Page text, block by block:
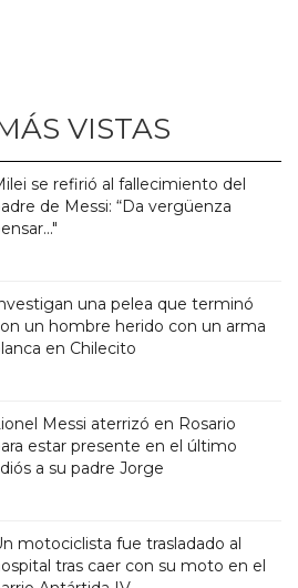
VISTAS
se refirió al fallecimiento del
de Messi: “Da vergüenza
una pelea que terminó
un hombre herido con un arma
en Chilecito
Messi aterrizó en Rosario
estar presente en el último
a su padre Jorge
motociclista fue trasladado al
tras caer con su moto en el